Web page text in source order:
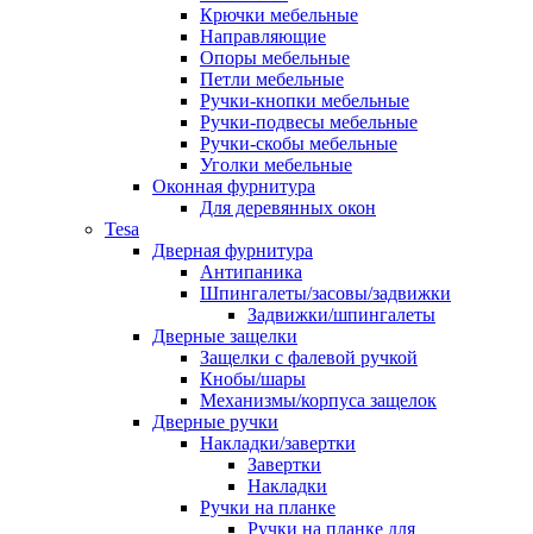
Крючки мебельные
Направляющие
Опоры мебельные
Петли мебельные
Ручки-кнопки мебельные
Ручки-подвесы мебельные
Ручки-скобы мебельные
Уголки мебельные
Оконная фурнитура
Для деревянных окон
Tesa
Дверная фурнитура
Антипаника
Шпингалеты/засовы/задвижки
Задвижки/шпингалеты
Дверные защелки
Защелки с фалевой ручкой
Кнобы/шары
Механизмы/корпуса защелок
Дверные ручки
Накладки/завертки
Завертки
Накладки
Ручки на планке
Ручки на планке для